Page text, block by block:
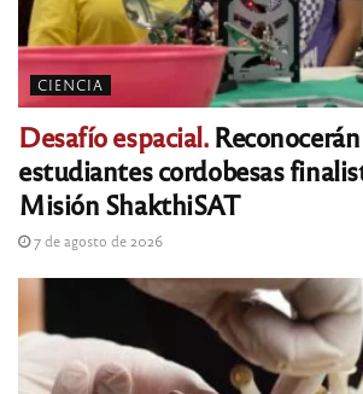
CIENCIA
Desafío espacial.Reconocerán
estudiantes cordobesas
Misión ShakthiSAT
7 de agosto de 2026